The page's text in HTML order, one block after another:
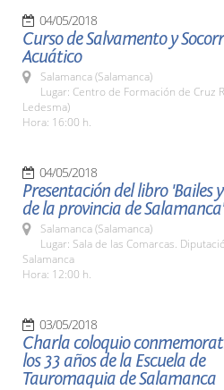
04/05/2018
Curso de Salvamento y
Acuático
Salamanca (Salamanca)
Lugar: Centro de Formación de Cruz
Ledesma)
Hora: 16:00 h.
04/05/2018
Presentación del libro 'Bailes
de la provincia de Salamanca'
Salamanca (Salamanca)
Lugar: Sala de las Comarcas.
Salamanca
Hora: 12:00 h.
03/05/2018
Charla coloquio
los 33 años de la Escuela de
Tauromaquia de Salamanca